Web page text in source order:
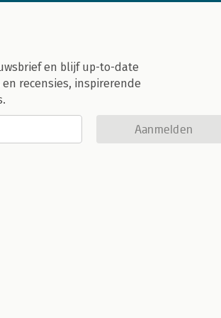
en blijf up-to-date
recensies, inspirerende
Aanmelden